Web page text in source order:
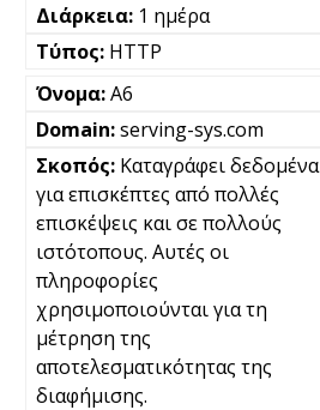
1 ημέρα
HTTP
A6
serving-sys.com
Καταγράφει δεδομένα
για επισκέπτες από πολλές
επισκέψεις και σε πολλούς
ιστότοπους. Αυτές οι
πληροφορίες
χρησιμοποιούνται για τη
μέτρηση της
αποτελεσματικότητας της
διαφήμισης.